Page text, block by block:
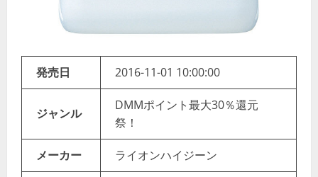
発売日 2016-11-01 10:00:00
ジャンル
DMMポイント最大30％還元
祭！
メーカー ライオンハイジーン